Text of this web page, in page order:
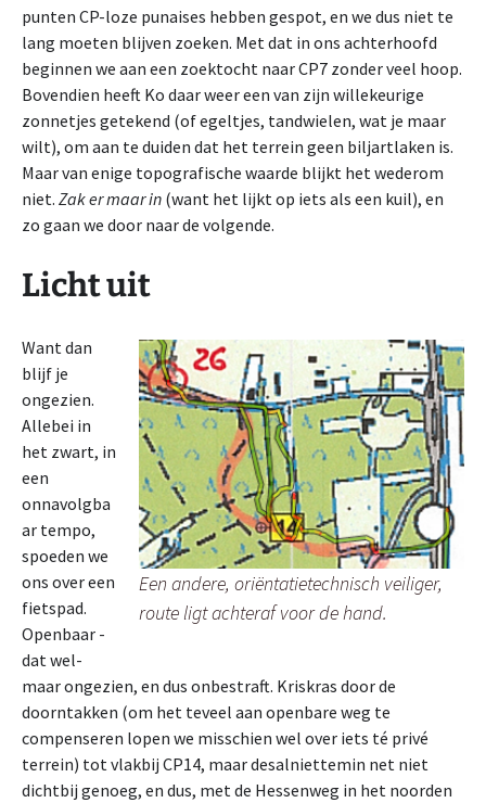
punten CP-loze punaises hebben gespot, en we dus niet te
lang moeten blijven zoeken. Met dat in ons achterhoofd
beginnen we aan een zoektocht naar CP7 zonder veel hoop.
Bovendien heeft Ko daar weer een van zijn willekeurige
zonnetjes getekend (of egeltjes, tandwielen, wat je maar
wilt), om aan te duiden dat het terrein geen biljartlaken is.
Maar van enige topografische waarde blijkt het wederom
niet. Zak er maar in (want het lijkt op iets als een kuil), en
zo gaan we door naar de volgende.
Licht uit
Een andere, oriëntatietechnisch veiliger,
route ligt achteraf voor de hand.
Want dan
blijf je
ongezien.
Allebei in
het zwart, in
een
onnavolgba
ar tempo,
spoeden we
ons over een
fietspad.
Openbaar -
dat wel-
maar ongezien, en dus onbestraft. Kriskras door de
doorntakken (om het teveel aan openbare weg te
compenseren lopen we misschien wel over iets té privé
terrein) tot vlakbij CP14, maar desalniettemin net niet
dichtbij genoeg, en dus, met de Hessenweg in het noorden